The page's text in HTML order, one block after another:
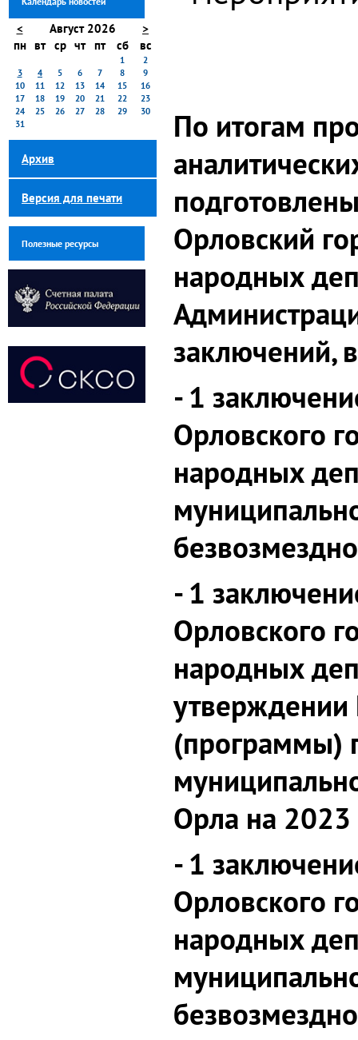
< Август 2026
>
пн вт ср чт пт сб вс
1
2
3
4 5 6 7 8
9
10
11 12 13 14 15
16
17
18 19 20 21 22
23
24
25 26 27 28 29
30
31
Архив
Версия для печати
Полезные ресурсы
По итогам
Орловский
народных
заключений,
- 1
Орловского
народных
- 1
Орловского
народных
утверждении
(программы)
Орла на 2023
- 1
Орловского
народных